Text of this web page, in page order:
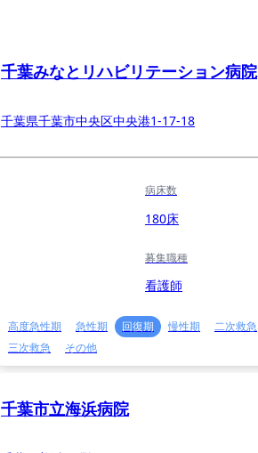
千葉みなとリハビリテーション病院
千葉県千葉市中央区中央港1-17-18
病床数
180床
募集職種
看護師
高度急性期 急性期 回復期 慢性期
二次救急
三次救急
その他
千葉市立海浜病院